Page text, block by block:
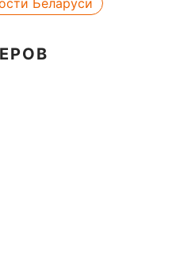
Беларуси